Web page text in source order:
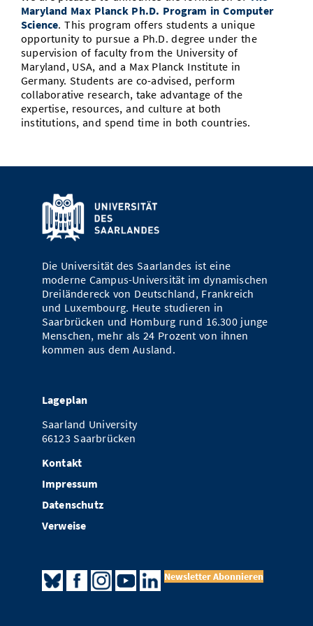
Vom Studium in den Beruf
Study Scheduler
Bibliothek
Open Science/Open Access
Start-ups
IT-Themenabend
Ranking
Zahlen & Fakten
Preise, Auszeichnungen und Förderungen
Kontakt
SIC Merchandise
SIC Podcast
Anfahrt
AnsprechpartnerInnen, Personen, Forschungsgruppen
Termine, Vorträge und Veranstaltungen
Alumni
Maryland Max Planck Ph.D. Program in Computer
Science. This program offers students a unique
opportunity to pursue a Ph.D. degree under the
supervision of faculty from the University of
Maryland, USA, and a Max Planck Institute in
Germany. Students are co-advised, perform
collaborative research, take advantage of the
expertise, resources, and culture at both
institutions, and spend time in both countries.
Die Universität des Saarlandes ist eine
moderne Campus-Universität im dynamischen
Dreiländereck von Deutschland, Frankreich
und Luxembourg. Heute studieren in
Saarbrücken und Homburg rund 16.300 junge
Menschen, mehr als 24 Prozent von ihnen
kommen aus dem Ausland.
Lageplan
Saarland University
66123 Saarbrücken
Kontakt
Impressum
Datenschutz
Verweise
Newsletter Abonnieren